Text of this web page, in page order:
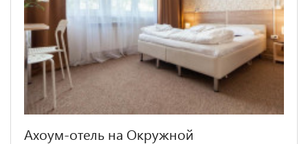
Ахоум-отель на Окружной